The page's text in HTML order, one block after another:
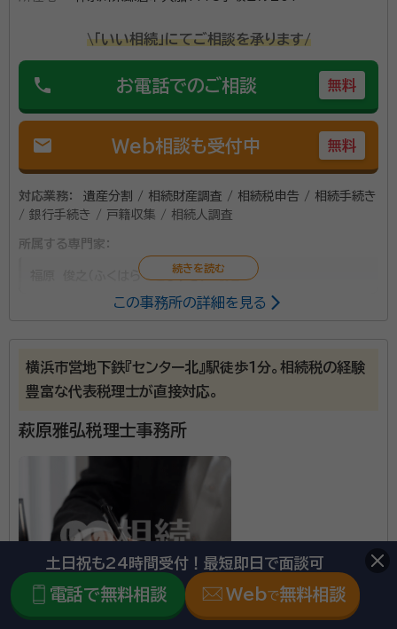
ずはちょっと聞いてみたいんだけど・・・。」というお客様
も遠慮なくお問い合わせいただければと存じます。 ・申
告期限が迫って焦っている・・・。 ・自分でやろうとして途
中まではなんとかできたけど、土地の評価や申告書の書
き方が分からず困っている・・・。 このようなお客様から
のご相談も快く対応いたしますので、気軽にお問合せい
ただければと存じます。 皆様からのお問い合わせを心
よりお待ちしております。
\「いい相続」にてご相談を承ります/
phone お電話でのご相談 無料
mail Web相談も受付中 無料
対応業務：
遺産分割 / 相続財産調査 / 相続税申告 / 相続手続き
/ 銀行手続き / 戸籍収集 / 相続人調査
所属する専門家：
福原 俊之（ふくはら としゆき） 税理士
を見据えた適切なアドバイスなど、お客様から信頼され
る税理士事務所を目指しています。
資格等：税理士
この事務所の詳細を見る
横浜市営地下鉄『センター北』駅徒歩１分。相続税の経験
豊富な代表税理士が直接対応。
萩原雅弘税理士事務所
土日祝も24時間受付！最短即日で面談可
電話で無料相談 Webで無料相談